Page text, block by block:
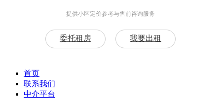
提供小区定价参考与售前咨询服务
委托租房 我要出租
首页
联系我们
中介平台